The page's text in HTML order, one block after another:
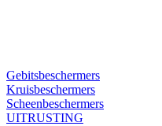
Gebitsbeschermers
Kruisbeschermers
Scheenbeschermers
UITRUSTING